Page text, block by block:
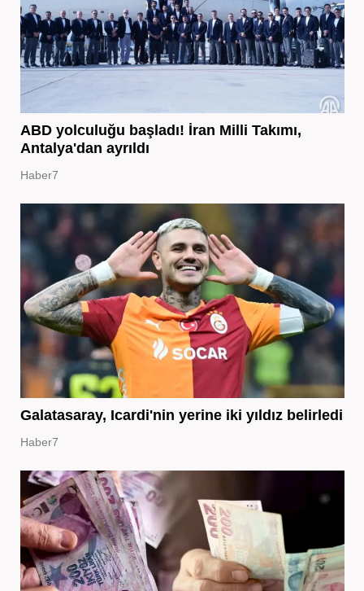
ABD yolculuğu başladı! İran Milli Takımı,
Antalya'dan ayrıldı
Haber7
Galatasaray, Icardi'nin yerine iki yıldız belirledi
Haber7